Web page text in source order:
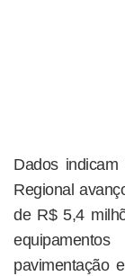
Dados
Regional
de R$ 5,4
pavimentação